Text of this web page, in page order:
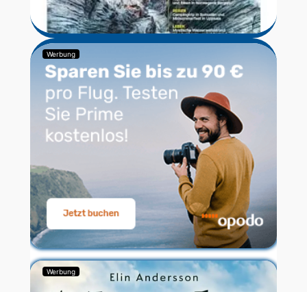
Werbung
Werbung